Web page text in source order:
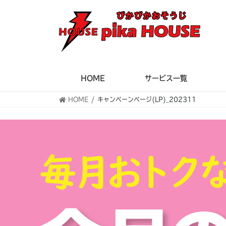
HOME サービス一覧
HOME キャンペーンページ(LP)_202311